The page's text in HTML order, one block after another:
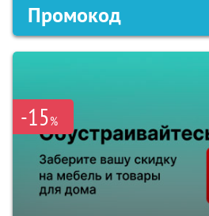
Промокод
-15%